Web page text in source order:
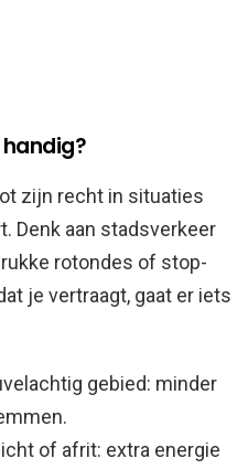
zijn recht in situaties
Denk aan stadsverkeer
rotondes of stop-
je vertraagt, gaat er iets
gebied: minder
of afrit: extra energie